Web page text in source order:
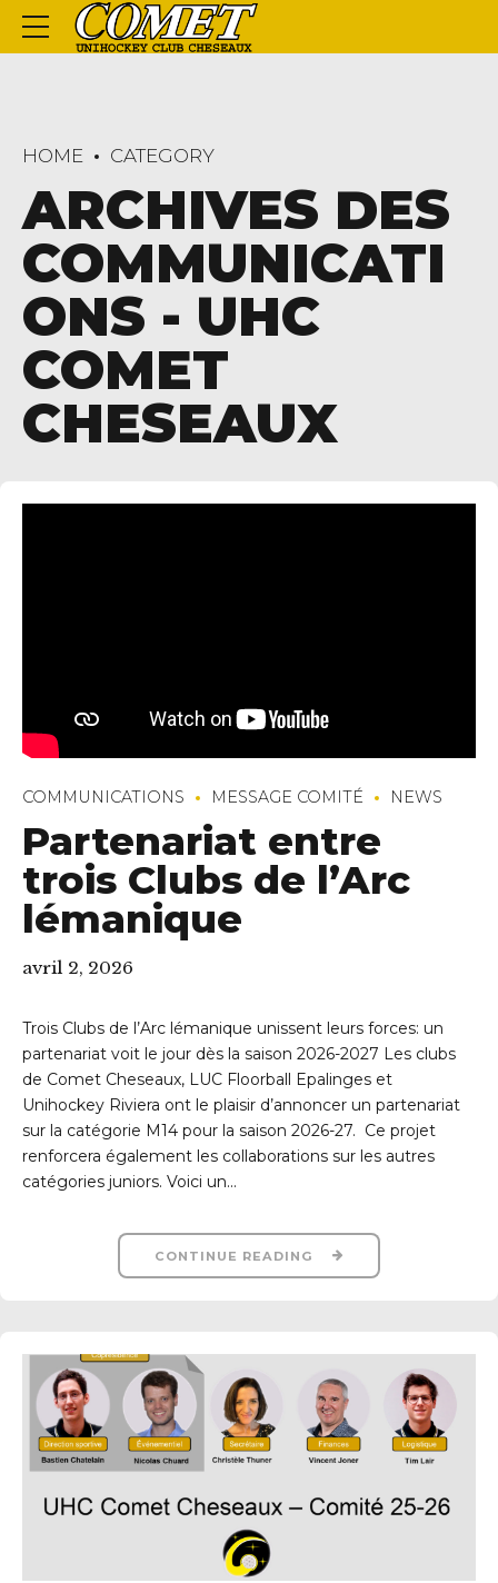
HOME CATEGORY
ARCHIVES DES
COMMUNICATI
ONS - UHC
COMET
CHESEAUX
COMMUNICATIONS MESSAGE COMITÉ NEWS
Partenariat entre
trois Clubs de l’Arc
lémanique
avril 2, 2026
Trois Clubs de l’Arc lémanique unissent leurs forces: un
partenariat voit le jour dès la saison 2026-2027 Les clubs
de Comet Cheseaux, LUC Floorball Epalinges et
Unihockey Riviera ont le plaisir d’annoncer un partenariat
sur la catégorie M14 pour la saison 2026-27. Ce projet
renforcera également les collaborations sur les autres
catégories juniors. Voici un...
CONTINUE READING